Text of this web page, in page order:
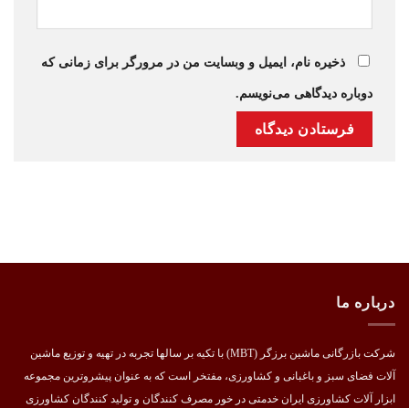
ذخیره نام، ایمیل و وبسایت من در مرورگر برای زمانی که
دوباره دیدگاهی می‌نویسم.
درباره ما
شرکت بازرگانی ماشین برزگر (MBT) با تکیه بر سالها تجربه در تهیه و توزیع ماشین
آلات فضای سبز و باغبانی و کشاورزی، مفتخر است که به عنوان پیشروترین مجموعه
ابزار آلات کشاورزی ایران خدمتی در خور مصرف کنندگان و تولید کنندگان کشاورزی